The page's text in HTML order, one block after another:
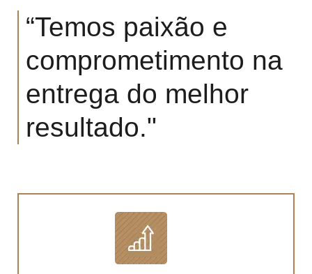
“Temos paixão e
comprometimento na
entrega do melhor
resultado."